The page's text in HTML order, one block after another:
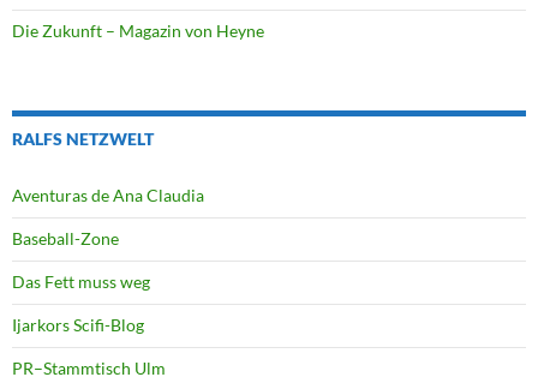
Die Zukunft – Magazin von Heyne
RALFS NETZWELT
Aventuras de Ana Claudia
Baseball-Zone
Das Fett muss weg
Ijarkors Scifi-Blog
PR–Stammtisch Ulm